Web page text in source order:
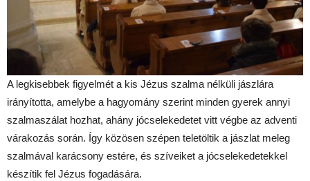
A legkisebbek figyelmét a kis Jézus szalma nélküli jászlára
irányította, amelybe a hagyomány szerint minden gyerek annyi
szalmaszálat hozhat, ahány jócselekedetet vitt végbe az adventi
várakozás során. Így közösen szépen teletöltik a jászlat meleg
szalmával karácsony estére, és szíveiket a jócselekedetekkel
készítik fel Jézus fogadására.